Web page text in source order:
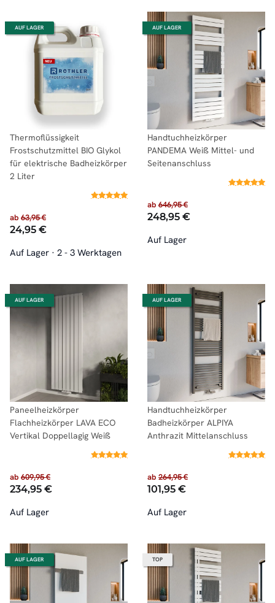
AUF LAGER
Thermoflüssigkeit
Frostschutzmittel BIO Glykol
für elektrische Badheizkörper
2 Liter
ab 63,95 €
24,95 €
Auf Lager · 2 - 3 Werktagen
AUF LAGER
Handtuchheizkörper
PANDEMA Weiß Mittel- und
Seitenanschluss
ab 646,95 €
248,95 €
Auf Lager
AUF LAGER
Paneelheizkörper
Flachheizkörper LAVA ECO
Vertikal Doppellagig Weiß
ab 609,95 €
234,95 €
Auf Lager
AUF LAGER
Handtuchheizkörper
Badheizkörper ALPIYA
Anthrazit Mittelanschluss
ab 264,95 €
101,95 €
Auf Lager
AUF LAGER TOP